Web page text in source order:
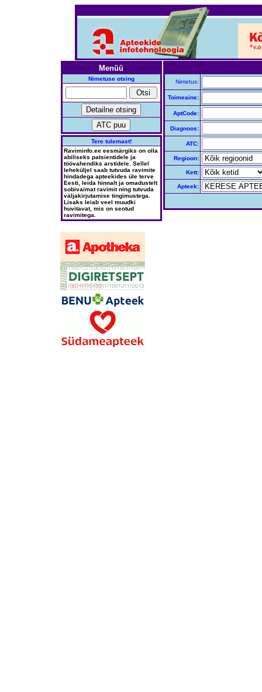
Menüü
Nimetuse otsing
Tere tulemast!
Raviminfo.ee eesmärgiks on olla
abiliseks patsientidele ja
töövahendiks arstidele. Sellel
leheküljel saab tutvuda ravimite
hindadega apteekides üle terve
Eesti, leida hinnalt ja omadustelt
sobivaimat ravimit ning tutvuda
väljakirjutamise tingimustega.
Lisaks leiab veel muudki
huvitavat, mis on seotud
ravimitega.
Nimetus:
Toimeaine:
AptCode:
Diagnoos:
ATC:
Regioon:
Kett:
Apteek: